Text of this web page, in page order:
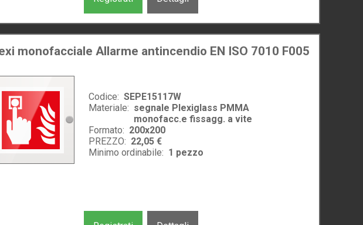
monofacciale Allarme antincendio EN ISO 7010 F005
Codice: SEPE15117W
Materiale: segnale Plexiglass PMMA
monofacc.e fissagg. a vite
Formato: 200x200
PREZZO: 22,05 €
Minimo ordinabile: 1 pezzo